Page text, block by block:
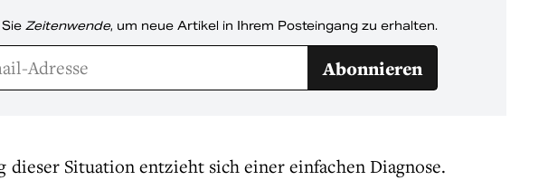
Zeitenwende, um neue Artikel in Ihrem Posteingang zu erhalten.
Abonnieren
dieser Situation entzieht sich einer einfachen Diagnose.